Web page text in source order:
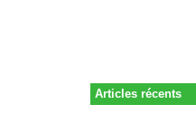
Articles récents